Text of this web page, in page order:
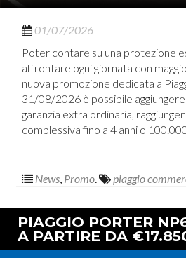
01/07/2026
Poter contare su una protezione
affrontare ogni giornata con
nuova promozione dedicata a
31/08/2026 è possibile aggiungere
garanzia extra ordinaria,
complessiva fino a 4 anni o
News, Promo. piaggio
PIAGGIO PORTER
A PARTIRE DA